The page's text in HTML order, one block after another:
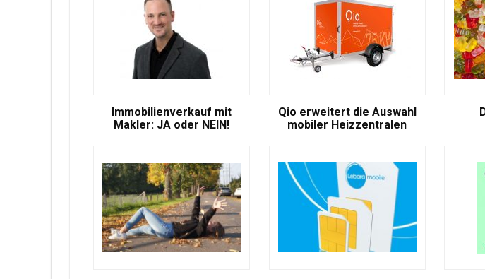
Immobilienverkauf mit
Makler: JA oder NEIN!
Qio erweitert die Auswahl
mobiler Heizzentralen